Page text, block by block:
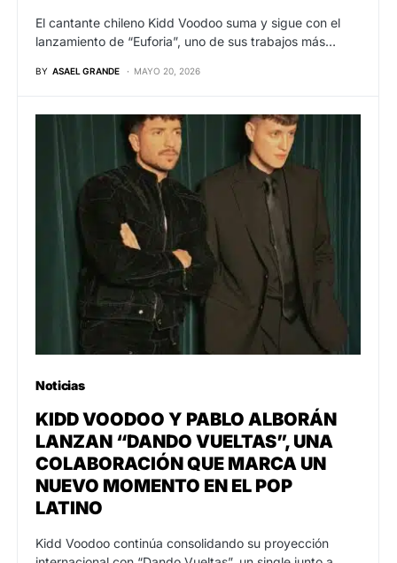
El cantante chileno Kidd Voodoo suma y sigue con el
lanzamiento de “Euforia”, uno de sus trabajos más…
BY ASAEL GRANDE MAYO 20, 2026
Noticias
KIDD VOODOO Y PABLO ALBORÁN
LANZAN “DANDO VUELTAS”, UNA
COLABORACIÓN QUE MARCA UN
NUEVO MOMENTO EN EL POP
LATINO
Kidd Voodoo continúa consolidando su proyección